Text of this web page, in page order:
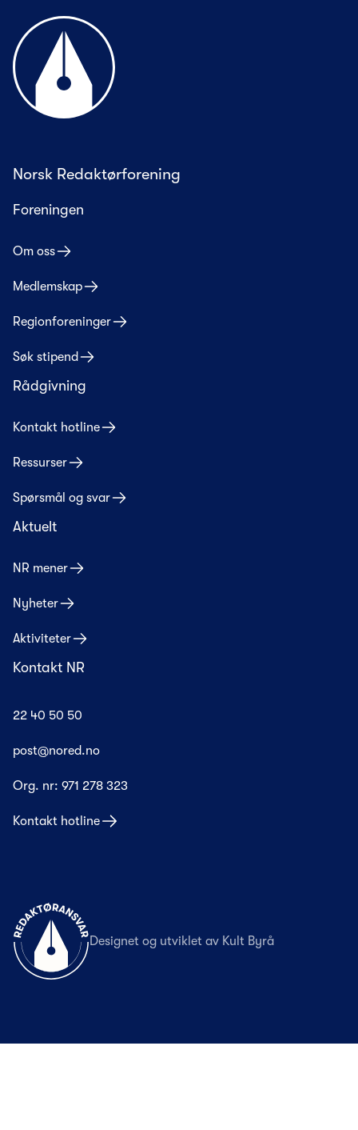
Til forsiden
Norsk Redaktørforening
Foreningen
Om oss
Medlemskap
Regionforeninger
Søk stipend
Rådgivning
Kontakt hotline
Ressurser
Spørsmål og svar
Aktuelt
NR mener
Nyheter
Aktiviteter
Kontakt NR
22 40 50 50
post@nored.no
Org. nr: 971 278 323
Kontakt hotline
Til forsiden
Designet og utviklet av Kult Byrå